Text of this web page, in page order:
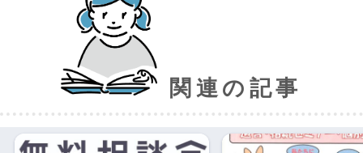
関連の記事